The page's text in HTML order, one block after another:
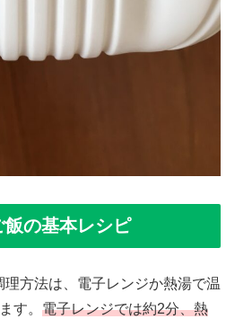
の基本レシピ
方法は、電子レンジか熱湯で温
す。 電子レンジでは約2分、熱